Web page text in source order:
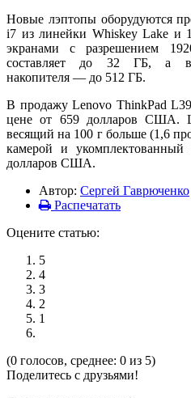
Новые лэптопы оборудуются
i7 из линейки Whiskey Lake и
экранами с разрешением
составляет до 32 ГБ, а
накопителя — до 512 ГБ.
В продажу Lenovo ThinkPad
цене от 659 долларов США.
весящий на 100 г больше (1,6
камерой и укомплектованный
долларов США.
Автор: Сергей Гаврюченко
Распечатать
Оцените статью:
5
4
3
2
1
(0 голосов, среднее: 0 из 5)
Поделитесь с друзьями!